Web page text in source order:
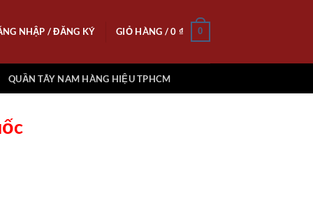
NHẬP / ĐĂNG KÝ GIỎ HÀNG /0 ₫ 0
QUẦN TÂY NAM HÀNG HIỆU TPHCM